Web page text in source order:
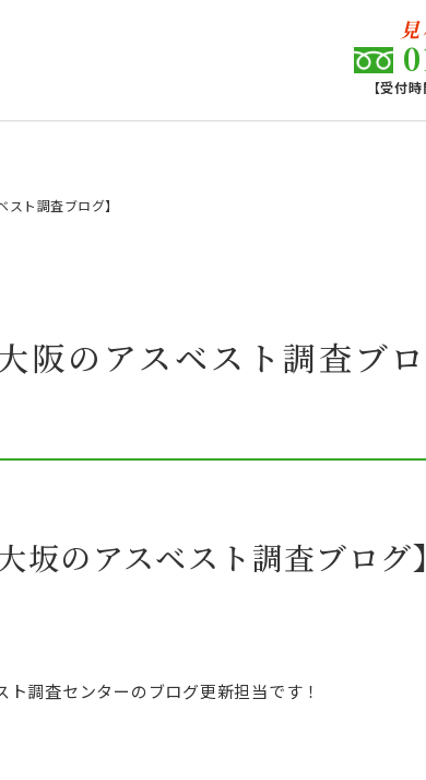
【受付
ト調査ブログ】
阪のアスベスト調査ブロ
坂のアスベスト調査ブログ
調査センターのブログ更新担当です！